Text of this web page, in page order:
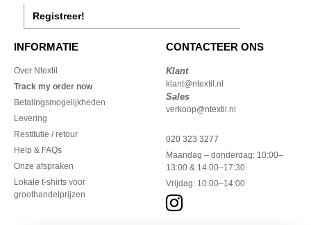
Registreer!
INFORMATIE
Over Ntextil
Track my order now
Betalingsmogelijkheden
Levering
Restitutie / retour
Help & FAQs
Onze afspraken
Lokale t-shirts voor
groothandelprijzen
CONTACTEER ONS
Klant
klant@ntextil.nl
Sales
verkoop@ntextil.nl
020 323 3277
Maandag – donderdag: 10:00–
13:00 & 14:00–17:30
Vrijdag: 10:00–14:00